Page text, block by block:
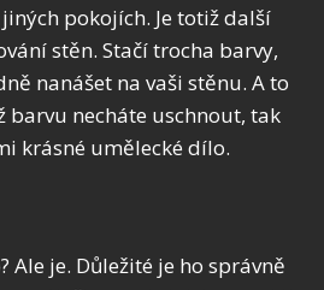
pokojích. Je totiž další
stěn. Stačí trocha barvy,
nanášet na vaši stěnu. A to
barvu necháte uschnout, tak
krásné umělecké dílo.
Ale je. Důležité je ho správně